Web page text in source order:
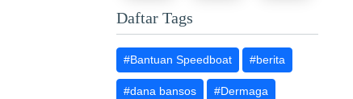
Daftar Tags
#Bantuan Speedboat #berita
#dana bansos #Dermaga